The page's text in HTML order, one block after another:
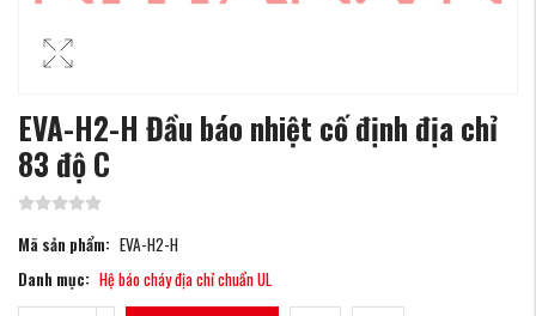
EVA-H2-H Đầu báo nhiệt cố định địa chỉ
83 độ C
Mã sản phẩm: EVA-H2-H
Danh mục: Hệ báo cháy địa chỉ chuẩn UL